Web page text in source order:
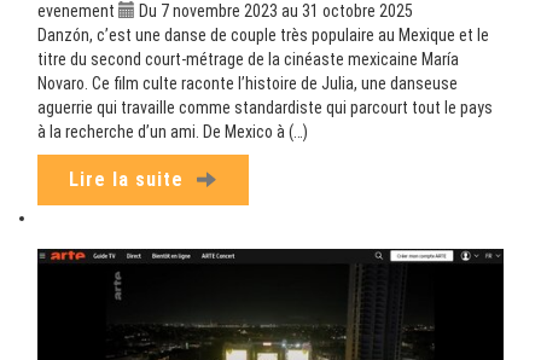
evenement
Du 7 novembre 2023 au 31 octobre 2025
Danzón, c’est une danse de couple très populaire au Mexique et le
titre du second court-métrage de la cinéaste mexicaine María
Novaro. Ce film culte raconte l’histoire de Julia, une danseuse
aguerrie qui travaille comme standardiste qui parcourt tout le pays
à la recherche d’un ami. De Mexico à (…)
Lire la suite